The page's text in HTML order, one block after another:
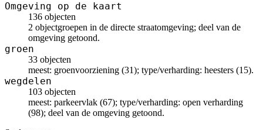
Omgeving op de kaart
136 objecten
2 objectgroepen in de directe straatomgeving; deel van de
omgeving getoond.
groen
33 objecten
meest: groenvoorziening (31); type/verharding: heesters (15).
wegdelen
103 objecten
meest: parkeervlak (67); type/verharding: open verharding
(98); deel van de omgeving getoond.